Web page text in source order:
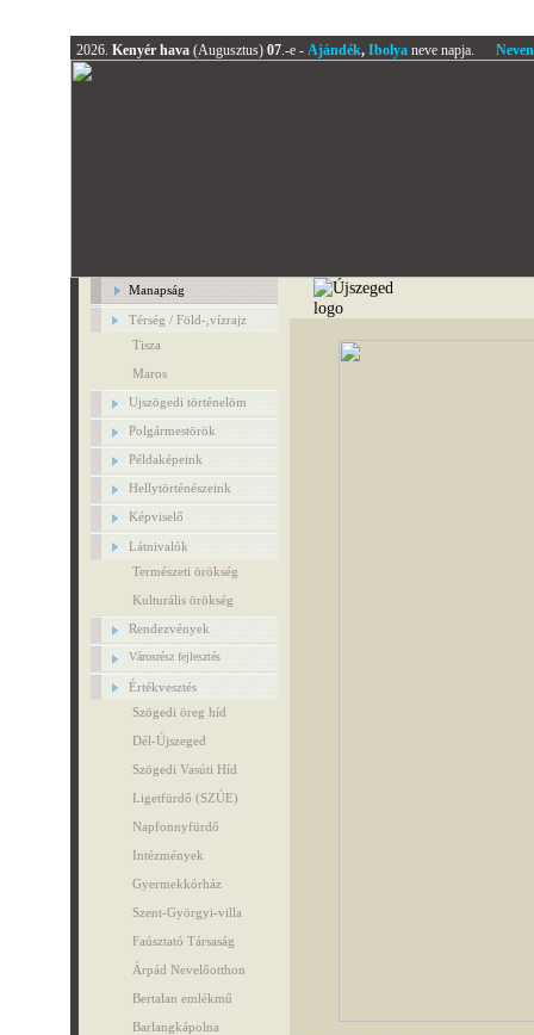
2026. Kenyér hava (Augusztus) 07.-e - Ajándék, Ibolyaneve napja.
Manapság
Térség / Föld-,vízrajz
Tisza
Maros
Ujszögedi történelöm
Polgármestörök
Példaképeink
Hellytörténészeink
Képviselő
Látnivalók
Természeti örökség
Kulturális örökség
Rendezvények
Városrész fejlesztés
Értékvesztés
Szögedi öreg híd
Dél-Újszeged
Szögedi Vasúti Híd
Ligetfürdő (SZÚE)
Napfonnyfürdő
Intézmények
Gyermekkórház
Szent-Györgyi-villa
Faúsztató Társaság
Árpád Nevelőotthon
Bertalan emlékmű
Barlangkápolna